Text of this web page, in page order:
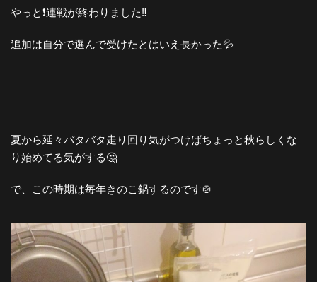
やっと❗️連戦が終わりました‼️
追加は自分で選んで受けたとはいえ長かった💦
夏から延々バタバタ走り回り気がつけばちょっと秋らしくな
り始めてる気がする🤔
で、この時期は毎年きのこ鍋するのです🍲